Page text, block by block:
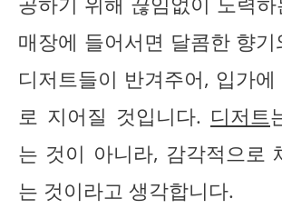
매장에 들어서면 달콤한 향
디저트들이 반겨주어, 입가
로 지어질 것입니다. 디저트
는 것이 아니라, 감각적으로
는 것이라고 생각합니다.